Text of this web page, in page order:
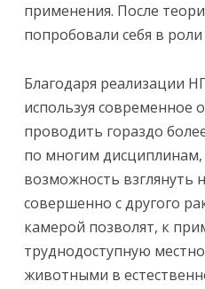
применения. После
попробовали себя в
Благодаря реализации
используя современное
проводить гораздо
по многим дисциплинам,
возможность
совершенно с другого
камерой позволят, к
труднодоступную
животными в